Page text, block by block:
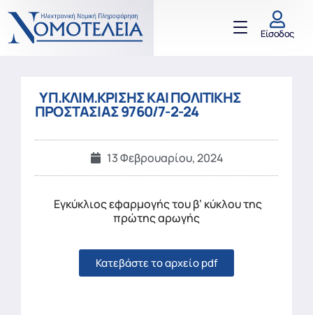
Είσοδος
ΥΠ.ΚΛΙΜ.ΚΡΙΣΗΣ ΚΑΙ ΠΟΛΙΤΙΚΗΣ
ΠΡΟΣΤΑΣΙΑΣ 9760/7-2-24
13 Φεβρουαρίου, 2024
Εγκύκλιος εφαρμογής του β’ κύκλου της
πρώτης αρωγής
Κατεβάστε το αρχείο pdf